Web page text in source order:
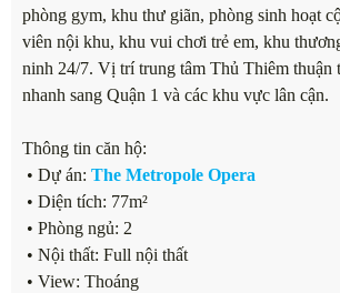
phòng gym, khu thư giãn, phòng sinh hoạt
viên nội khu, khu vui chơi trẻ em, khu
ninh 24/7. Vị trí trung tâm Thủ Thiêm thuận
nhanh sang Quận 1 và các khu vực lân cận.
Thông tin căn hộ:
• Dự án: The Metropole Opera
• Diện tích: 77m²
• Phòng ngủ: 2
• Nội thất: Full nội thất
• View: Thoáng